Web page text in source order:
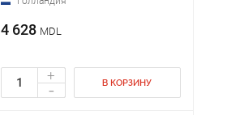
4 628 MDL
+
- В КОРЗИНУ